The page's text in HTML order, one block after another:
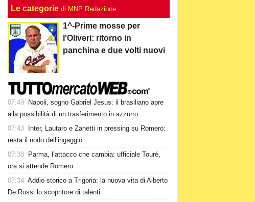
Le categorie di MNP Redazione
1^-Prime mosse per
l'Oliveri: ritorno in
panchina e due volti nuovi
07:49
Napoli, sogno Gabriel Jesus: il brasiliano apre
alla possibilità di un trasferimento in azzurro
07:43
Inter, Lautaro e Zanetti in pressing su Romero:
resta il nodo dell’ingaggio
07:38
Parma, l’attacco che cambia: ufficiale Touré,
ora si attende Romero
07:34 Addio storico a Trigoria: la nuova vita di Alberto
De Rossi lo scopritore di talenti